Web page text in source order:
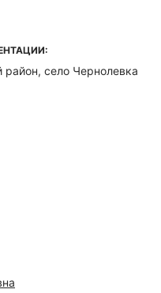
село Чернолевка